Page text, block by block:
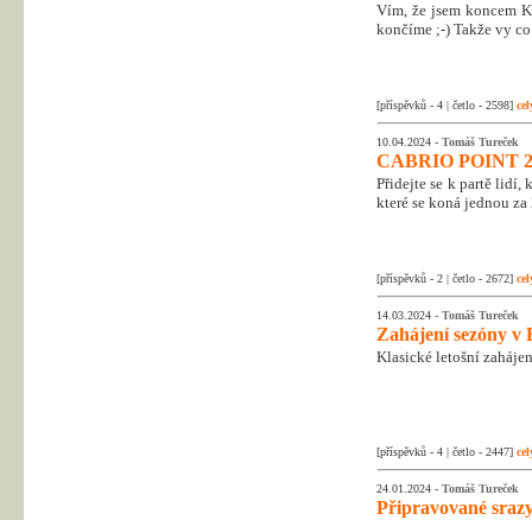
Vím, že jsem koncem
končíme ;-) Takže vy
[příspěvků - 4 | četlo - 2598]
10.04.2024 - Tomáš Tureček
CABRIO POINT
Přidejte se k partě lidí,
které se koná jednou
[příspěvků - 2 | četlo - 2672]
14.03.2024 - Tomáš Tureček
Zahájení sezóny v
Klasické letošní
[příspěvků - 4 | četlo - 2447]
24.01.2024 - Tomáš Tureček
Připravované